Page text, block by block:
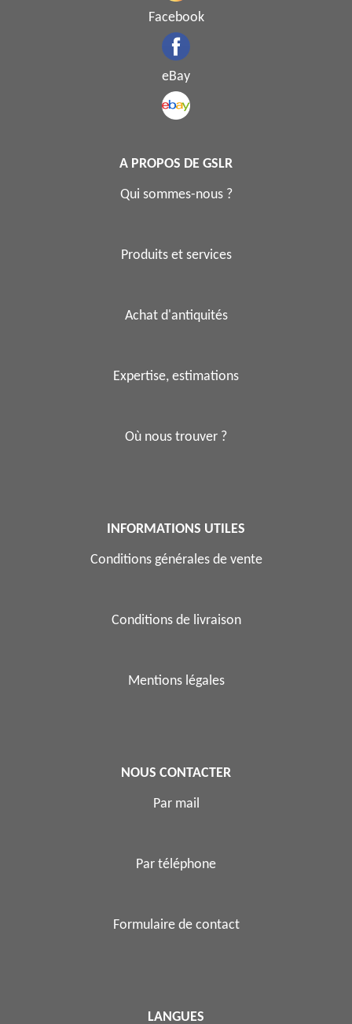
Facebook
eBay
A PROPOS DE GSLR
Qui sommes-nous ?
Produits et services
Achat d'antiquités
Expertise, estimations
Où nous trouver ?
INFORMATIONS UTILES
Conditions générales de vente
Conditions de livraison
Mentions légales
NOUS CONTACTER
Par mail
Par téléphone
Formulaire de contact
LANGUES